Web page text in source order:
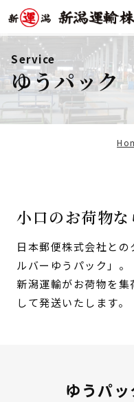
Service
ゆうパック
小口のお荷物な
日本郵便株式会社と
ルバーゆうパック」。
新潟運輸がお荷物を
して発送いたします。
ゆうパ